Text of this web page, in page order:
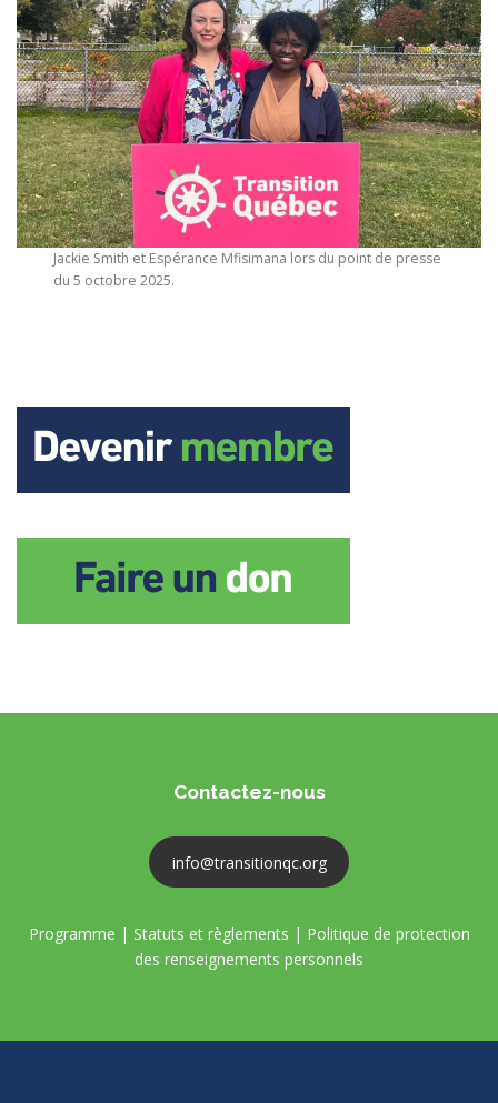
Jackie Smith et Espérance Mfisimana lors du point de presse
du 5 octobre 2025.
Contactez-nous
info@transitionqc.org
Programme | Statuts et règlements | Politique de protection
des renseignements personnels